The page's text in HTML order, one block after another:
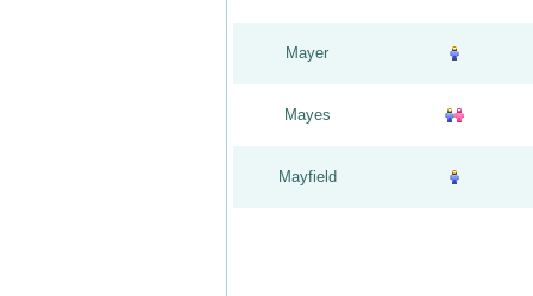
Mayer
Mayes
Mayfield